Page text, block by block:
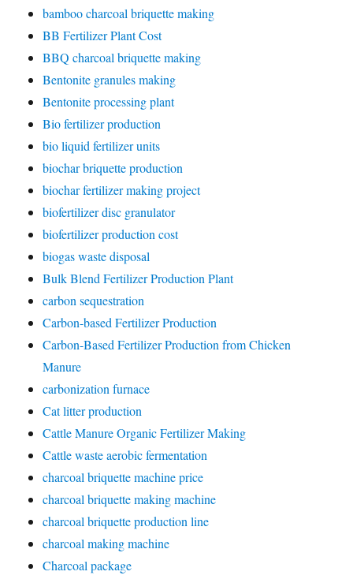
bamboo charcoal briquette making
BB Fertilizer Plant Cost
BBQ charcoal briquette making
Bentonite granules making
Bentonite processing plant
Bio fertilizer production
bio liquid fertilizer units
biochar briquette production
biochar fertilizer making project
biofertilizer disc granulator
biofertilizer production cost
biogas waste disposal
Bulk Blend Fertilizer Production Plant
carbon sequestration
Carbon-based Fertilizer Production
Carbon-Based Fertilizer Production from Chicken
Manure
carbonization furnace
Cat litter production
Cattle Manure Organic Fertilizer Making
Cattle waste aerobic fermentation
charcoal briquette machine price
charcoal briquette making machine
charcoal briquette production line
charcoal making machine
Charcoal package